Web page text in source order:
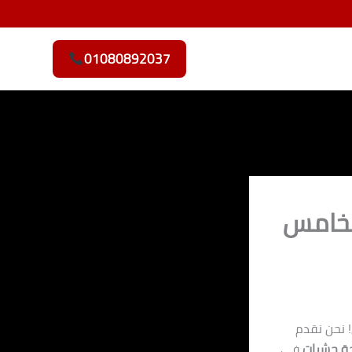
01080892037
نحن نقدم